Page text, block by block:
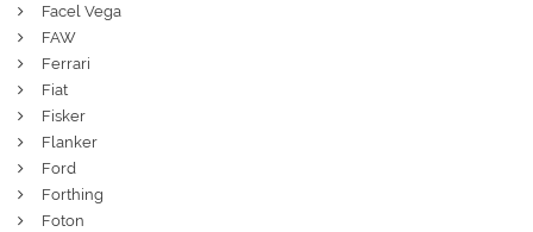
Facel Vega
FAW
Ferrari
Fiat
Fisker
Flanker
Ford
Forthing
Foton